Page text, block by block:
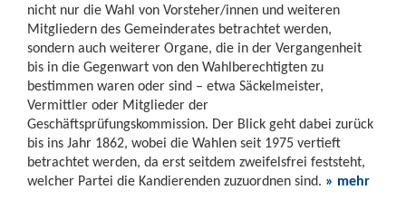
nicht nur die Wahl von Vorsteher/innen und weiteren
Mitgliedern des Gemeinderates betrachtet werden,
sondern auch weiterer Organe, die in der Vergangenheit
bis in die Gegenwart von den Wahlberechtigten zu
bestimmen waren oder sind – etwa Säckelmeister,
Vermittler oder Mitglieder der
Geschäftsprüfungskommission. Der Blick geht dabei zurück
bis ins Jahr 1862, wobei die Wahlen seit 1975 vertieft
betrachtet werden, da erst seitdem zweifelsfrei feststeht,
welcher Partei die Kandierenden zuzuordnen sind. » mehr